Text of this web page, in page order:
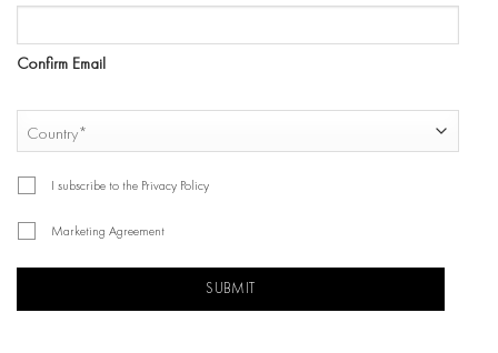
Confirm Email
COUNTRY
I subscribe to the Privacy Policy
Marketing Agreement
CAPTCHA